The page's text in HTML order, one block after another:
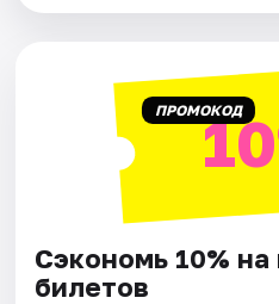
ПРОМОКОД
Сэкономь 10% на
билетов